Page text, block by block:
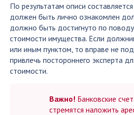
По результатам описи
должен быть лично ознакомлен
должно быть достигнуто по
стоимости имущества. Если
или иным пунктом, то вправе не
привлечь постороннего эксперта
стоимости.
Важно! Банковские
стремятся наложить